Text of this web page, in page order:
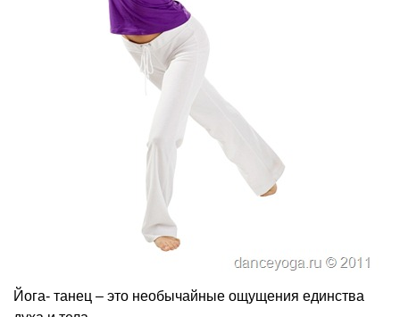
Йога- танец – это необычайные ощущения единства